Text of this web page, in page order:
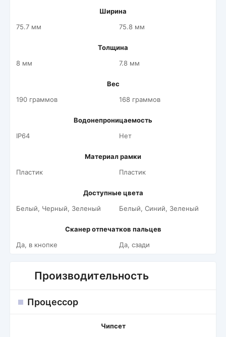
Ширина
75.7 мм
75.8 мм
Толщина
8 мм
7.8 мм
Вес
190 граммов
168 граммов
Водонепроницаемость
IP64
Нет
Материал рамки
Пластик
Пластик
Доступные цвета
Белый, Черный, Зеленый
Белый, Синий, Зеленый
Сканер отпечатков пальцев
Да, в кнопке
Да, сзади
Производительность
Процессор
Чипсет